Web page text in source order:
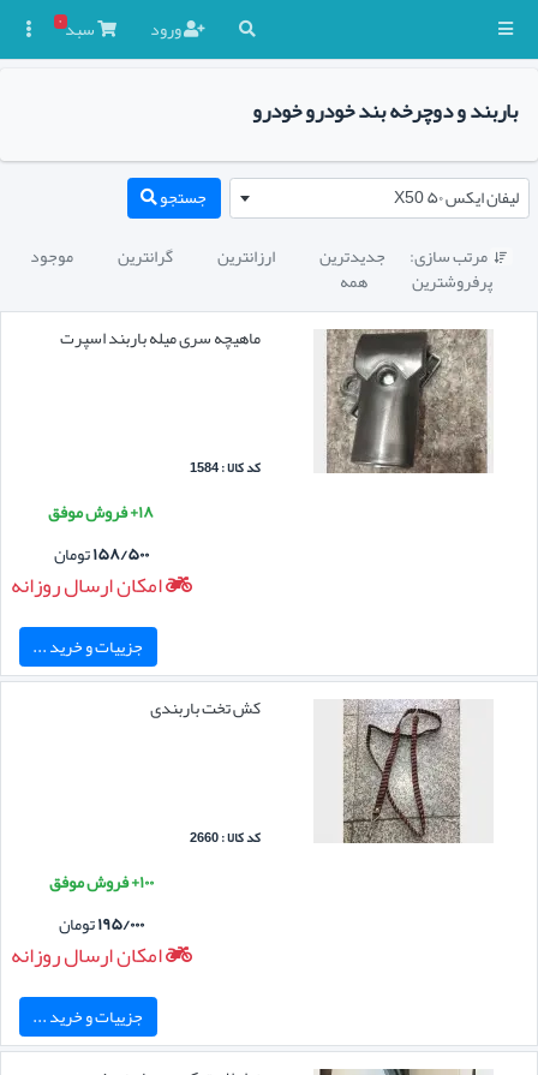
ورود سبد۰
باربند و دوچرخه بند خودرو خودرو
لیفان ایکس ۵۰ X50 جستجو
 مرتب سازی: جدیدترین ارزانترین گرانترین موجود
پرفروشترین
همه
ماهیچه سری میله باربند اسپرت
کد کالا : 1584
۱۸+ فروش موفق
۱۵۸/۵۰۰تومان
امکان ارسال روزانه
جزییات و خرید ...
کش تخت باربندی
کد کالا : 2660
۱۰۰+ فروش موفق
۱۹۵/۰۰۰تومان
امکان ارسال روزانه
جزییات و خرید ...